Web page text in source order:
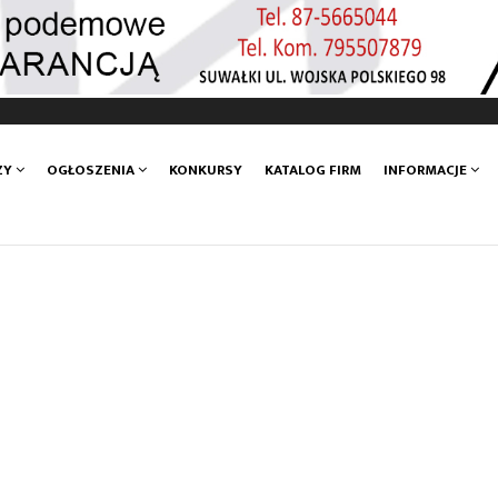
OGŁOSZENIA KONKURSY KATALOG FIRM INFORMACJE